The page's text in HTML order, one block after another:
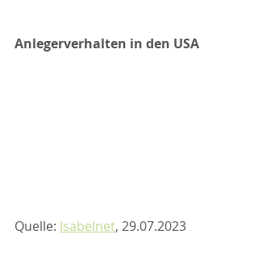
Anlegerverhalten in den USA
Quelle: Isabelnet, 29.07.2023